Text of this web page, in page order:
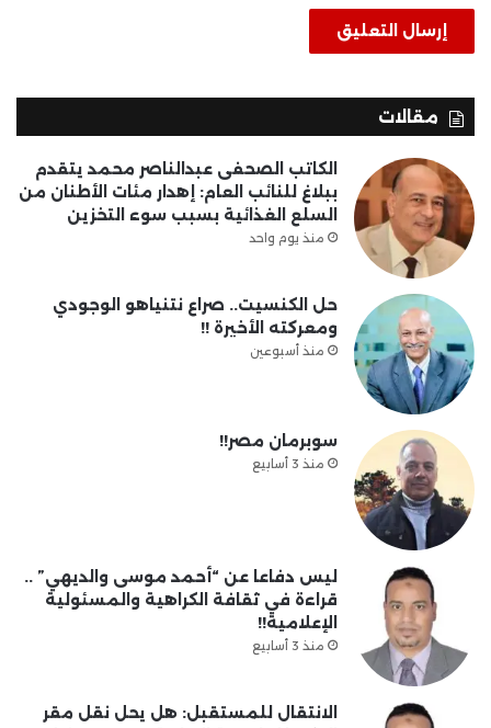
مقالات
الكاتب الصحفى عبدالناصر محمد يتقدم
ببلاغ للنائب العام: إهدار مئات الأطنان من
السلع الغذائية بسبب سوء التخزين
منذ يوم واحد
حل الكنسيت.. صراع نتنياهو الوجودي
ومعركته الأخيرة !!
منذ أسبوعين
سوبرمان مصر!!
منذ 3 أسابيع
ليس دفاعا عن “أحمد موسى والديهي” ..
قراءة في ثقافة الكراهية والمسئولية
الإعلامية!!
منذ 3 أسابيع
الانتقال للمستقبل: هل يحل نقل مقر